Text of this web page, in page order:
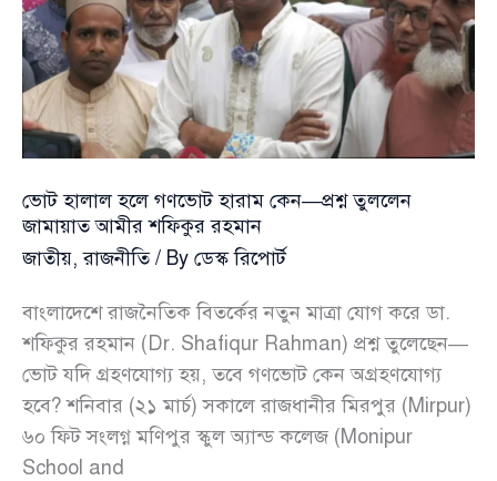
তুললেন
জামায়াত
আমীর
শফিকুর
রহমান
ভোট হালাল হলে গণভোট হারাম কেন—প্রশ্ন তুললেন
জামায়াত আমীর শফিকুর রহমান
জাতীয়,রাজনীতি/ By ডেস্ক রিপোর্ট
বাংলাদেশে রাজনৈতিক বিতর্কের নতুন মাত্রা যোগ করে ডা.
শফিকুর রহমান (Dr. Shafiqur Rahman) প্রশ্ন তুলেছেন—
ভোট যদি গ্রহণযোগ্য হয়, তবে গণভোট কেন অগ্রহণযোগ্য
হবে? শনিবার (২১ মার্চ) সকালে রাজধানীর মিরপুর (Mirpur)
৬০ ফিট সংলগ্ন মণিপুর স্কুল অ্যান্ড কলেজ (Monipur
School and